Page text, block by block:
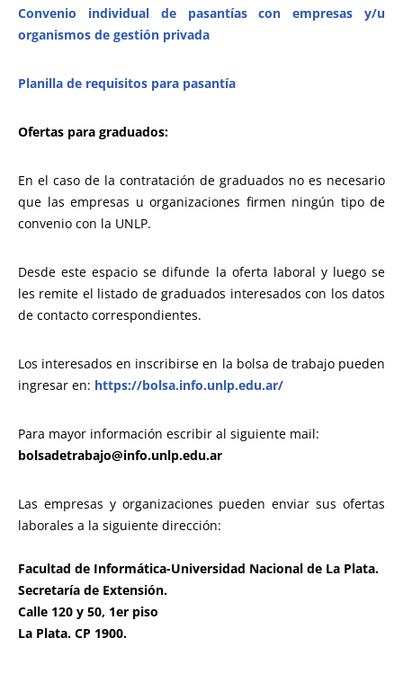
Convenio individual de pasantías con empresas y/u
organismos de gestión privada
Planilla de requisitos para pasantía
Ofertas para graduados:
En el caso de la contratación de graduados no es necesario
que las empresas u organizaciones firmen ningún tipo de
convenio con la UNLP.
Desde este espacio se difunde la oferta laboral y luego se
les remite el listado de graduados interesados con los datos
de contacto correspondientes.
Los interesados en inscribirse en la bolsa de trabajo pueden
ingresar en: https://bolsa.info.unlp.edu.ar/
Para mayor información escribir al siguiente mail:
bolsadetrabajo@info.unlp.edu.ar
Las empresas y organizaciones pueden enviar sus ofertas
laborales a la siguiente dirección:
Facultad de Informática-Universidad Nacional de La Plata.
Secretaría de Extensión.
Calle 120 y 50, 1er piso
La Plata. CP 1900.